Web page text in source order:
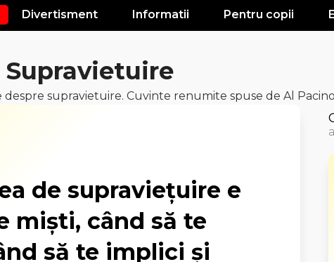
Divertisment Informatii Pentru copii
supravietuire. Cuvinte renumite spuse de Al
de supravieţuire e
mişti, când să te
să te implici şi